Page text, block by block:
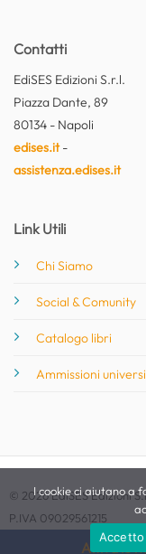
Attiva le
Contatti
EdiSES Edizioni S.r.l.
Piazza Dante, 89
80134 - Napoli
edises.it-
assistenza.edises.it
Link Utili
Chi Siamo
Social & Comunity
Catalogo libri
Ammissioni
© 2026 EdiSES Edizioni
P.IVA 09029561215
I cookie ci aiutano a
Accetto